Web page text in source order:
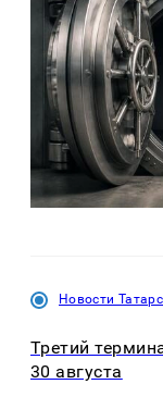
Новости
Третий
30 августа